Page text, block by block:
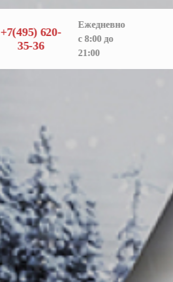
+7(495) 620-
35-36
Ежедневно
с 8:00 до
21:00